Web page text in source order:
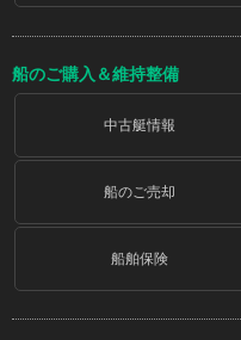
船のご購入＆維持整備
中古艇情報
船のご売却
船舶保険